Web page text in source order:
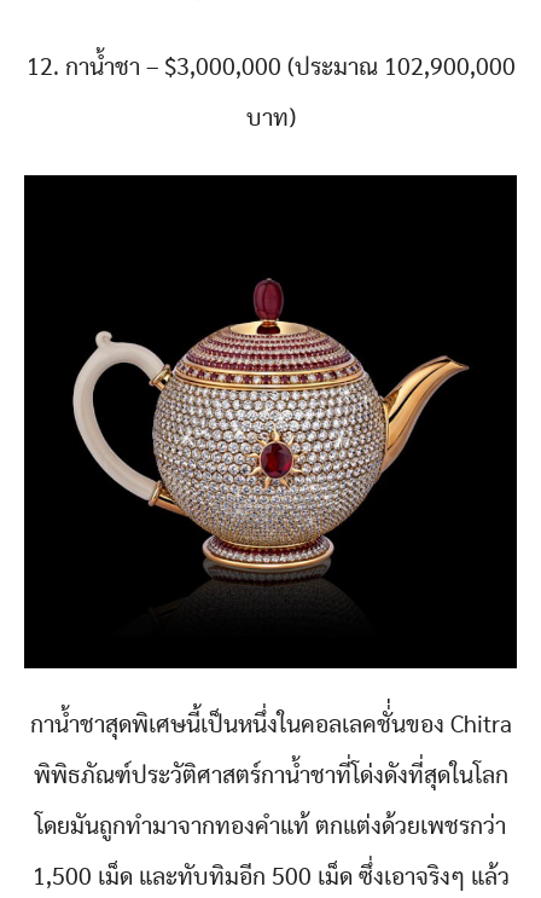
12. กาน้ำชา – $3,000,000 (ประมาณ 102,900,000
บาท)
กาน้ำชาสุดพิเศษนี้เป็นหนึ่งในคอลเลคชั่่นของ Chitra
พิพิธภัณฑ์ประวัติศาสตร์กาน้ำชาที่โด่งดังที่สุดในโลก
โดยมันถูกทำมาจากทองคำแท้ ตกแต่งด้วยเพชรกว่า
1,500 เม็ด และทับทิมอีก 500 เม็ด ซึ่งเอาจริงๆ แล้ว